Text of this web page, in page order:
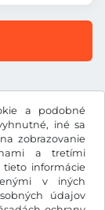
a podobné
iné sa
zobrazovanie
nami a tretími
tieto informácie
v iných
údajov